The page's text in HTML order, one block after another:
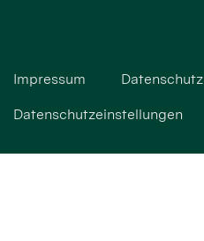
Impressum Datenschutz
Datenschutzeinstellungen